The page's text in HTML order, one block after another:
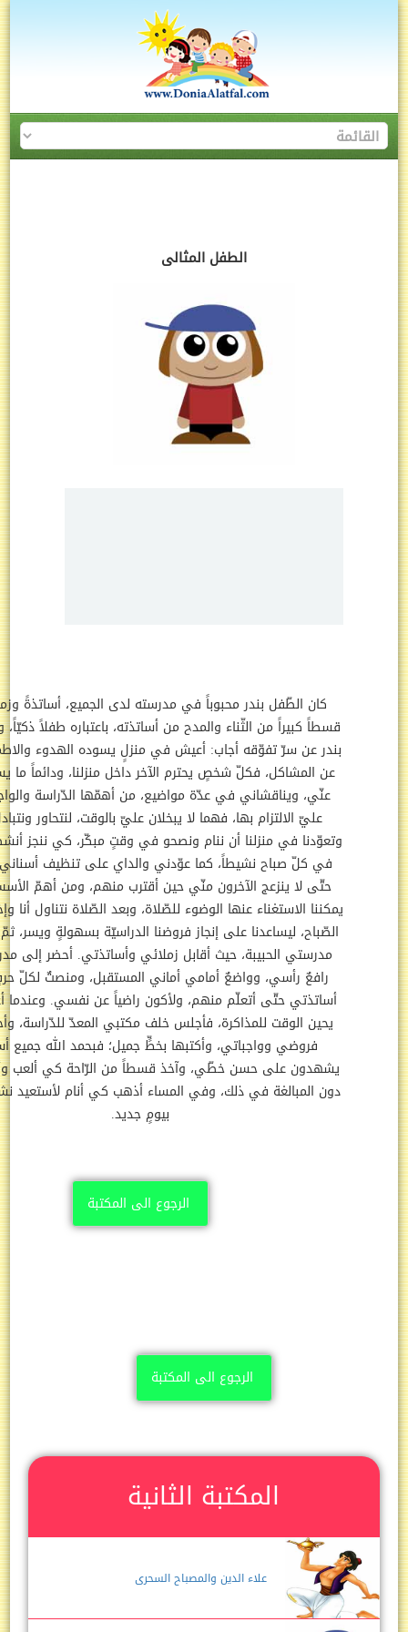
الطفل المثالى
كان الطّفل بندر محبوباً في مدرسته لدى الجميع، أساتذةً وزملاءً، ونال
كبيراً من الثّناء والمدح من أساتذته، باعتباره طفلاً ذكيّاً، وعندما سُئل
عن سرّ تفوّقه أجاب: أعيش في منزلٍ يسوده الهدوء والاطمئنان، بعيداً
المشاكل، فكلّ شخصٍ يحترم الآخر داخل منزلنا، ودائماً ما يسأل والديّ
عنّي، ويناقشاني في عدّة مواضيع، من أهمّها الدّراسة والواجبات التي
عليّ الالتزام بها، فهما لا يبخلان عليّ بالوقت، لنتحاور ونتبادل الآراء،
في منزلنا أن ننام ونصحو في وقتٍ مبكّر، كي ننجز أنشطتنا. وأقوم
في كلّ صباح نشيطاً، كما عوّدني والداي على تنظيف أسناني باستمرار،
حتّى لا ينزعج الآخرون منّي حين أقترب منهم، ومن أهمّ الأسس الّتي لا
الاستغناء عنها الوضوء للصّلاة، وبعد الصّلاة نتناول أنا وإخوتي إفطار
ليساعدنا على إنجاز فروضنا الدراسيّة بسهولةٍ ويسر، ثمّ أذهب إلى
الحبيبة، حيث أقابل زملائي وأساتذتي. أحضر إلى مدرستي وأنا
رافعٌ رأسي، وواضعٌ أمامي أماني المستقبل، ومنصتٌ لكلّ حرفٍ ينطقه
حتّى أتعلّم منهم، ولأكون راضياً عن نفسي. وعندما أعود للمنزل
الوقت للمذاكرة، فأجلس خلف مكتبي المعدّ للدّراسة، وأحفظ جميع
فروضي وواجباتي، وأكتبها بخطٍّ جميل؛ فبحمد الله جميع أساتذتي
على حسن خطّي، وآخذ قسطاً من الرّاحة كي ألعب وأمرح، ولكن
المبالغة في ذلك، وفي المساء أذهب كي أنام لأستعيد نشاطي للبدء
الرجوع الى المكتبة
الرجوع الى المكتبة
المكتبة الثانية
علاء الدين والمصباح السحرى